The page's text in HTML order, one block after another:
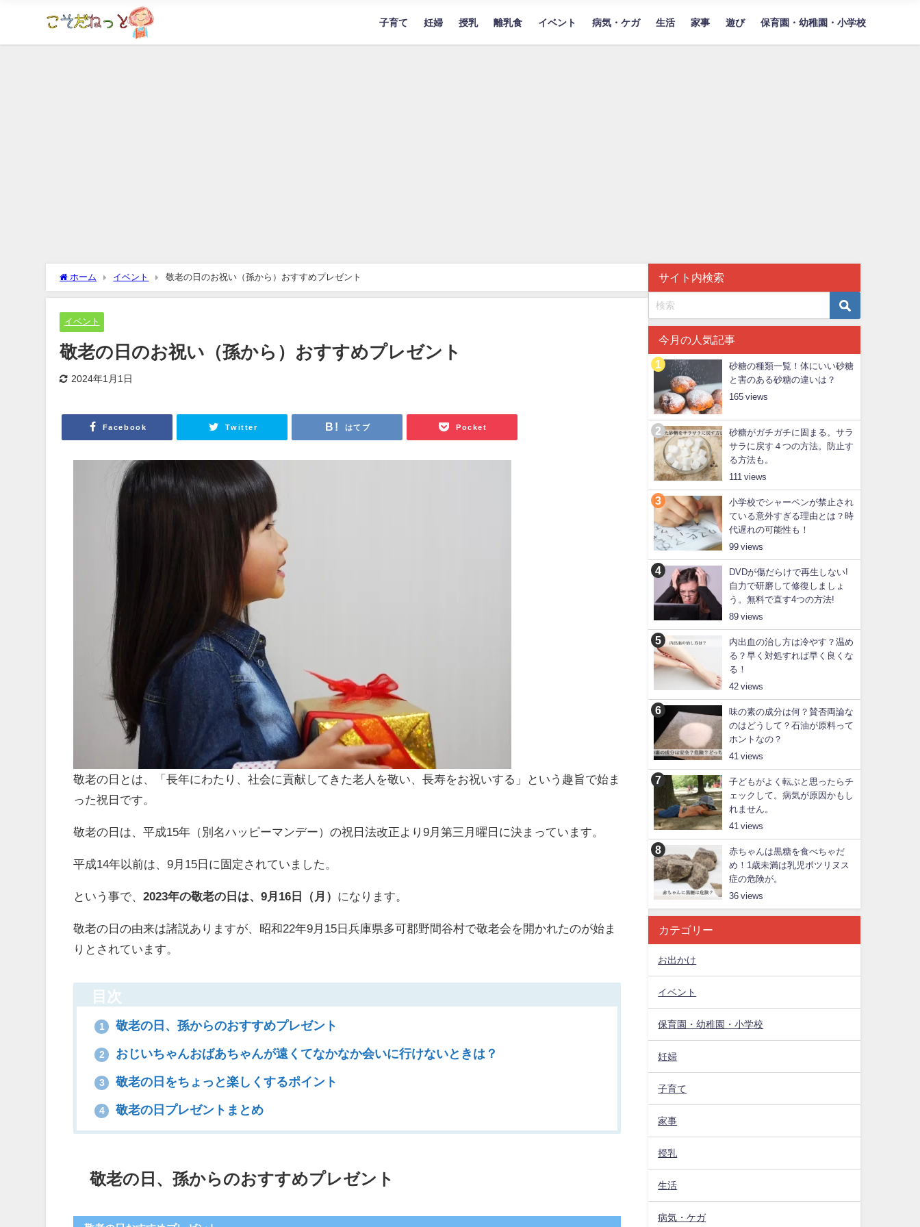
子育て 妊婦 授乳 離乳食 イベント 病気・ケガ 生活 家事 遊び 保育園・幼稚園・小学校
ホーム イベント 敬老の日のお祝い（孫から）おすすめプレゼント
イベント
敬老の日のお祝い（孫から）おすすめプレゼント
2024年1月1日
Facebook Twitter はてブ Pocket
敬老の日とは、「長年にわたり、社会に貢献してきた老人を敬い、長寿をお祝いする」という趣旨で始ま
った祝日です。
敬老の日は、平成15年（別名ハッピーマンデー）の祝日法改正より9月第三月曜日に決まっています。
平成14年以前は、9月15日に固定されていました。
という事で、2023年の敬老の日は、9月16日（月） になります。
敬老の日の由来は諸説ありますが、昭和22年9月15日兵庫県多可郡野間谷村で敬老会を開かれたのが始ま
りとされています。
目次
1 敬老の日、孫からのおすすめプレゼント
2 おじいちゃんおばあちゃんが遠くてなかなか会いに行けないときは？
3 敬老の日をちょっと楽しくするポイント
4 敬老の日プレゼントまとめ
敬老の日、孫からのおすすめプレゼント
サイト内検索
今月の人気記事
砂糖の種類一覧！体にいい砂糖
と害のある砂糖の違いは？
165
砂糖がガチガチに固まる。サラ
サラに戻す４つの方法。防止す
る方法も。
111
小学校でシャーペンが禁止され
ている意外すぎる理由とは？時
代遅れの可能性も！
99
DVDが傷だらけで再生しない!
自力で研磨して修復しましょ
う。無料で直す4つの方法!
89
内出血の治し方は冷やす？温め
る？早く対処すれば早く良くな
る！
42
味の素の成分は何？賛否両論な
のはどうして？石油が原料って
ホントなの？
41
子どもがよく転ぶと思ったらチ
ェックして。病気が原因かもし
れません。
41
赤ちゃんは黒糖を食べちゃだ
め！1歳未満は乳児ボツリヌス
症の危険が。
36
カテゴリー
お出かけ
イベント
保育園・幼稚園・小学校
妊婦
子育て
家事
授乳
生活
病気・ケガ